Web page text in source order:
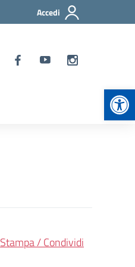
Accedi
Stampa / Condividi